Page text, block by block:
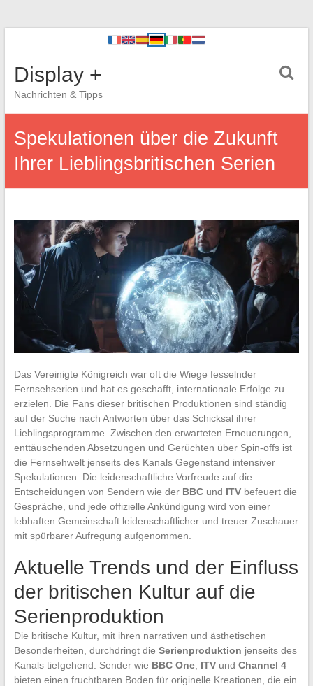
Display +
Nachrichten & Tipps
Spekulationen über die Zukunft
Ihrer Lieblingsbritischen Serien
Das Vereinigte Königreich war oft die Wiege fesselnder
Fernsehserien und hat es geschafft, internationale Erfolge zu
erzielen. Die Fans dieser britischen Produktionen sind ständig
auf der Suche nach Antworten über das Schicksal ihrer
Lieblingsprogramme. Zwischen den erwarteten Erneuerungen,
enttäuschenden Absetzungen und Gerüchten über Spin-offs ist
die Fernsehwelt jenseits des Kanals Gegenstand intensiver
Spekulationen. Die leidenschaftliche Vorfreude auf die
Entscheidungen von Sendern wie der BBCund ITVbefeuert die
Gespräche, und jede offizielle Ankündigung wird von einer
lebhaften Gemeinschaft leidenschaftlicher und treuer Zuschauer
mit spürbarer Aufregung aufgenommen.
Aktuelle Trends und der Einfluss
der britischen Kultur auf die
Serienproduktion
Die britische Kultur, mit ihren narrativen und ästhetischen
Besonderheiten, durchdringt die Serienproduktion jenseits des
Kanals tiefgehend. Sender wie BBC One, ITVund Channel 4
bieten einen fruchtbaren Boden für originelle Kreationen, die ein